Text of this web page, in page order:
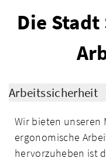
Die
Arbeitssicherheit
Wir bieten
ergonomische
hervorzuheben ist